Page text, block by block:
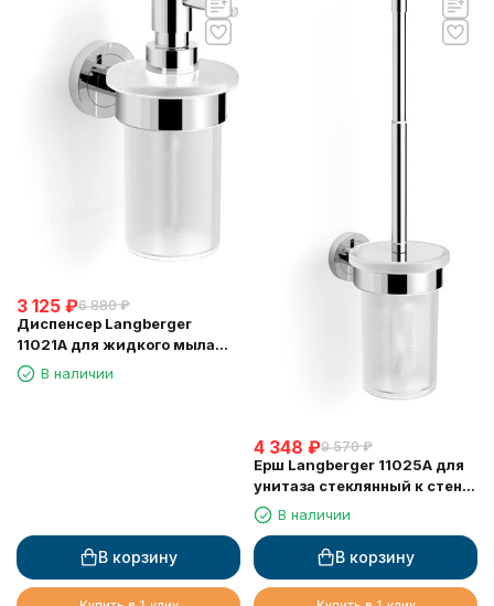
3 125 ₽6 880 ₽
Диспенсер Langberger
11021A для жидкого мыла
стеклянный к стене круглый
В наличии
В корзину
4 348 ₽9 570 ₽
Ерш Langberger 11025A для
унитаза стеклянный к стене
круглый
В наличии
В корзину